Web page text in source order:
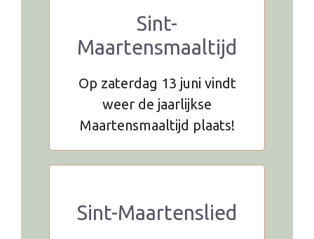
Sint-
Maartensmaaltijd
Op zaterdag 13 juni vindt
weer de jaarlijkse
Maartensmaaltijd plaats!
Sint-Maartenslied